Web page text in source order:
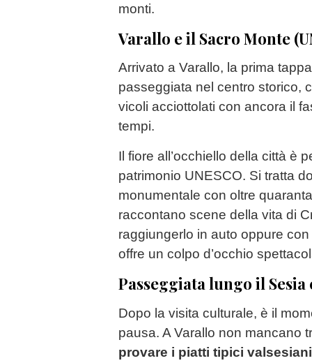
monti.
Varallo e il Sacro Monte
Arrivato a Varallo, la prima
passeggiata nel centro storico,
vicoli acciottolati con ancora il
tempi.
Il fiore all’occhiello della città è
patrimonio UNESCO. Si tratta
monumentale con oltre
raccontano scene della vita di
raggiungerlo in auto oppure
offre un colpo d’occhio
Passeggiata lungo il
Dopo la visita culturale, è il
pausa. A Varallo non mancano
provare i piatti tipici valsesiani